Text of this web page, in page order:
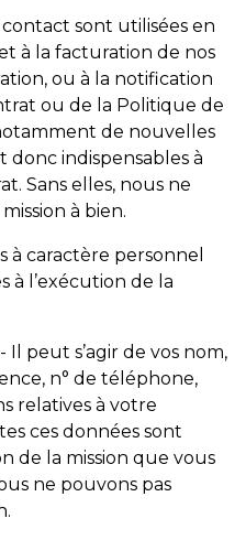
contact sont utilisées en
à la facturation de nos
ou à la notification
ou de la Politique de
de nouvelles
donc indispensables à
Sans elles, nous ne
à bien.
à caractère personnel
à l’exécution de la
- Il peut s’agir de vos nom,
n° de téléphone,
relatives à votre
ces données sont
de la mission que vous
ne pouvons pas